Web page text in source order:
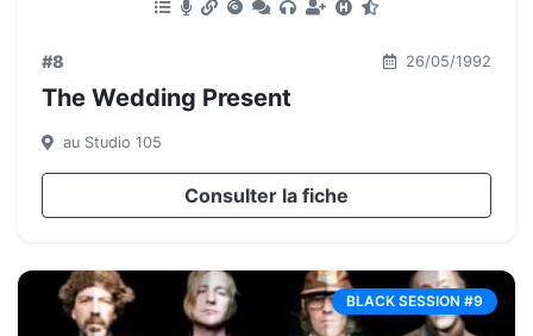
#8 26/05/1992
The Wedding Present
au Studio 105
Consulter la fiche
BLACK SESSION #9